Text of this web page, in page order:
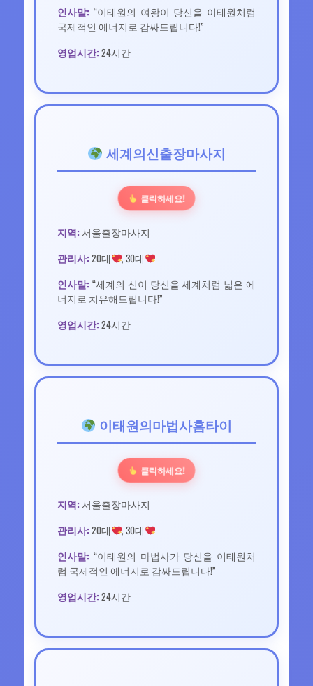
인사말: “이태원의 여왕이 당신을 이태원처럼
국제적인 에너지로 감싸드립니다!”
영업시간: 24시간
세계의신출장마사지
클릭하세요!
지역: 서울출장마사지
관리사: 20대 , 30대
인사말: “세계의 신이 당신을 세계처럼 넓은 에
너지로 치유해드립니다!”
영업시간: 24시간
이태원의마법사홈타이
클릭하세요!
지역: 서울출장마사지
관리사: 20대 , 30대
인사말: “이태원의 마법사가 당신을 이태원처
럼 국제적인 에너지로 감싸드립니다!”
영업시간: 24시간